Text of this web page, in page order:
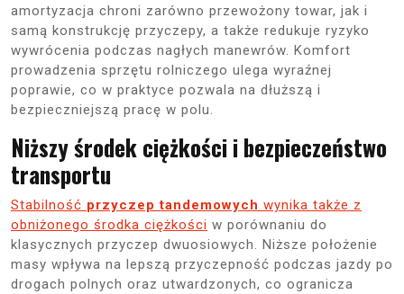
amortyzacja chroni zarówno przewożony towar, jak i
samą konstrukcję przyczepy, a także redukuje ryzyko
wywrócenia podczas nagłych manewrów. Komfort
prowadzenia sprzętu rolniczego ulega wyraźnej
poprawie, co w praktyce pozwala na dłuższą i
bezpieczniejszą pracę w polu.
Niższy środek ciężkości i bezpieczeństwo
transportu
Stabilność przyczep tandemowych wynika także z
obniżonego środka ciężkości w porównaniu do
klasycznych przyczep dwuosiowych. Niższe położenie
masy wpływa na lepszą przyczepność podczas jazdy po
drogach polnych oraz utwardzonych, co ogranicza